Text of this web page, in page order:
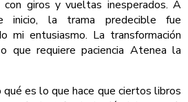
con giros y vueltas inesperados. A
inicio, la trama predecible fue
mi entusiasmo. La transformación
que requiere paciencia Atenea la
es lo que hace que ciertos libros